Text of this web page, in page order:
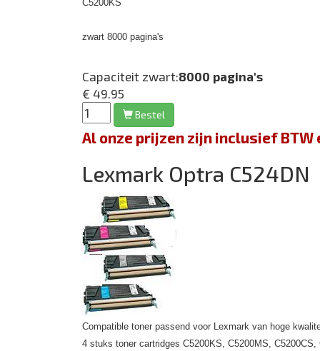
C5200KS
zwart 8000 pagina's
Capaciteit zwart:8000 pagina's
€ 49.95
Bestel
Al onze prijzen zijn inclusief
Lexmark Optra C524DN
Compatible toner passend voor Lexmark van hoge
4 stuks toner cartridges C5200KS, C5200MS,